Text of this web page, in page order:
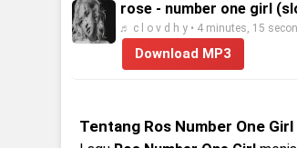
rose - number one girl
♬ c l o v d h y • 4 minutes, 15
Download MP3
Tentang Ros Number One Girl